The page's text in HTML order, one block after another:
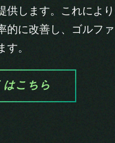
供します。これによ
的に改善し、ゴルフ
す。
はこちら